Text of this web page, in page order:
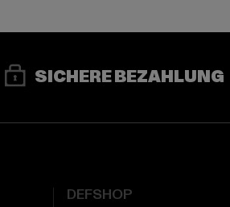
SICHERE BEZAHLUNG
DEFSHOP